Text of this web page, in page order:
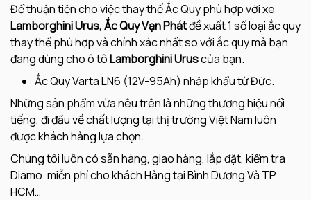
Để thuận tiện cho việc thay thế Ắc Quy phù hợp với xe
Lamborghini Urus,Ắc Quy Vạn Phátđề xuất 1 số loại ắc quy
thay thế phù hợp và chính xác nhất so với ắc quy mà bạn
đang dùng cho ô tôLamborghini Uruscủa bạn.
Ắc Quy Varta LN6 (12V-95Ah) nhập khẩu từ Đức.
Những sản phẩm vừa nêu trên là những thương hiệu nổi
tiếng, đi đầu về chất lượng tại thị trường Việt Nam luôn
được khách hàng lựa chọn.
Chúng tôi luôn có sẵn hàng, giao hàng, lắp đặt, kiểm tra
Diamo. miễn phí cho khách Hàng tại Bình Dương Và TP.
HCM…